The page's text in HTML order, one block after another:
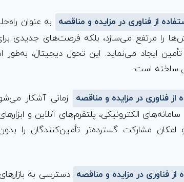
از فناوری در مزایده و مناقصه
به عنوان
را مرتفع می‌سازد، بلکه فرصت‌های جدیدی
تأمین ایجاد می‌نماید. این تحول دیجیتال،
ساخته است.
از فناوری در مزایده و مناقصه
زمانی آشکار
الکترونیکی، پلتفرم‌های آنلاین و
امکان مشارکت گسترده‌تر تأمین‌کنندگان را
از فناوری در مزایده و مناقصه دسترسی به